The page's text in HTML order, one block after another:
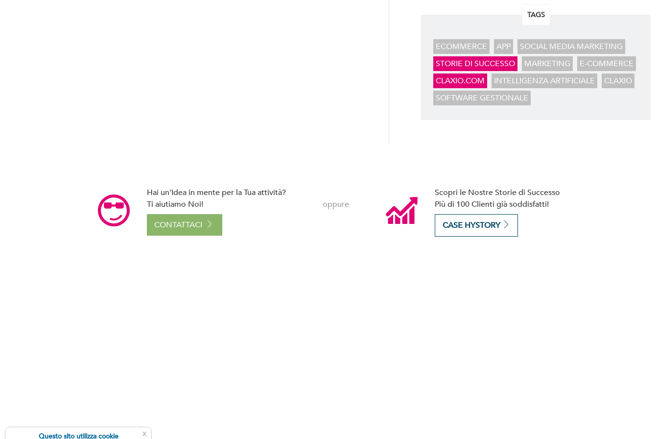
TAGS
ECOMMERCE APP
SOCIAL MEDIA MARKETING
STORIE DI SUCCESSO
MARKETING
E-COMMERCE
CLAXIO.COM
INTELLIGENZA ARTIFICIALE
CLAXIO
SOFTWARE GESTIONALE
Hai un'Idea in mente per la Tua attività?
Ti aiutiamo Noi!
CONTATTACI
oppure
Scopri le Nostre Storie di Successo
Più di 100 Clienti già soddisfatti!
CASE HYSTORY
Questo sito utilizza cookie x